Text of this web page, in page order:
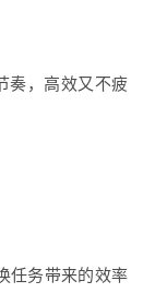
，高效又不疲
务带来的效率